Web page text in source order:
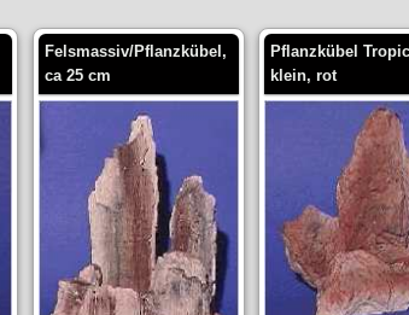
Felsmassiv/Pflanzkübel,
ca 25 cm
Pflanzkübel
klein, rot